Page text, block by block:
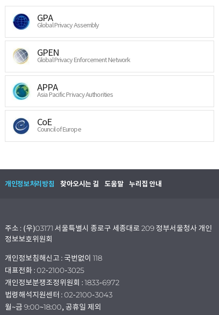
GPA
Global Privacy Assembly
GPEN
Global Privacy Enforcement Network
APPA
Asia Pacific Privacy Authorities
CoE
Council of Europe
개인정보처리방침 찾아오시는 길 도움말 누리집 안내
주소 : (우)03171 서울특별시 종로구 세종대로 209 정부서울청사 개인
정보보호위원회
개인정보침해신고 : 국번없이 118
대표전화 : 02-2100-3025
개인정보분쟁조정위원회 : 1833-6972
법령해석지원센터 : 02-2100-3043
월~금 9:00~18:00, 공휴일 제외